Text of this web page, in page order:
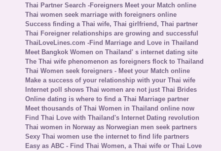
Thai Partner Search -Foreigners Meet your Match online
Thai women seek marriage with foreigners online
Success finding a Thai wife, Thai girlfriend, Thai partner
Thai Foreigner relationships are growing and successful
ThaiLoveLines.com -Find Marriage and Love in Thailand
Meet Bangkok Women on Thailand' s internet dating site
The Thai wife phenomenon as foreigners flock to Thailand
Thai Women seek foreigners - Meet your Match online
Make a success of your relationship with your Thai wife
Internet poll shows Thai women are not just Thai Brides
Online dating is where to find a Thai Marriage partner
Meet thousands of Thai Women in Thailand online now
Find Thai Love with Thailand's Internet Dating revolution
Thai women in Norway as Norwegian men seek partners
Sexy Thai women use the internet to find life partners
Easy as ABC - Find Thai Women, a Thai wife or Thai Love